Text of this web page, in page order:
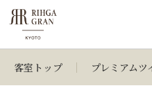
客室トップ プレミアムツ